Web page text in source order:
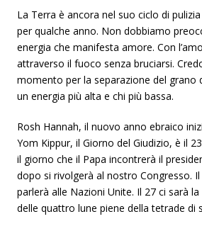
La Terra è ancora nel suo ciclo di
per qualche anno. Non dobbiamo
energia che manifesta amore. Con
attraverso il fuoco senza bruciarsi.
momento per la separazione del grano
un energia più alta e chi più bassa.
Rosh Hannah, il nuovo anno ebraico
Yom Kippur, il Giorno del Giudizio, è il
il giorno che il Papa incontrerà il
dopo si rivolgerà al nostro Congresso.
parlerà alle Nazioni Unite. Il 27 ci sarà la
delle quattro lune piene della tetrade di